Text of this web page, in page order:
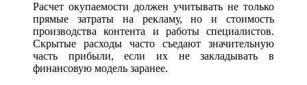
Расчет окупаемости должен учитывать не только
прямые затраты на рекламу, но и стоимость
производства контента и работы специалистов.
Скрытые расходы часто съедают значительную
часть прибыли, если их не закладывать в
финансовую модель заранее.